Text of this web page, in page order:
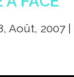
Août, 2007|